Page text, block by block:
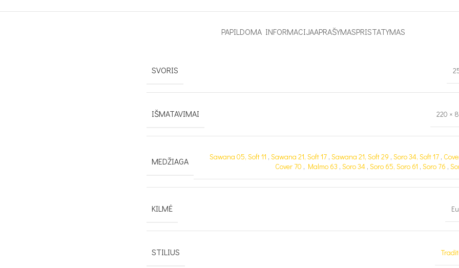
PAPILDOMA INFORMACIJAAPRAŠYMASPRISTATYMAS
SVORIS
IŠMATAVIMAI 220 ×
MEDŽIAGA Sawana 05, Soft 11 , Sawana 21, Soft 17 , Sawana 21, Soft 29 , Soro 34, Soft 17 ,
Cover 70 , Malmo 63 , Soro 34 , Soro 65, Soro 61 , Soro 76 ,
KILMĖ
STILIUS